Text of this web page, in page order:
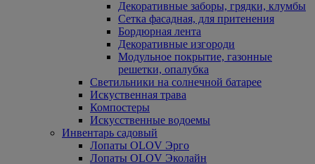
Декоративные заборы, грядки, клумбы
Сетка фасадная, для притенения
Бордюрная лента
Декоративные изгороди
Модульное покрытие, газонные
решетки, опалубка
Светильники на солнечной батарее
Искуственная трава
Компостеры
Искусственные водоемы
Инвентарь садовый
Лопаты OLOV Эрго
Лопаты OLOV Эколайн